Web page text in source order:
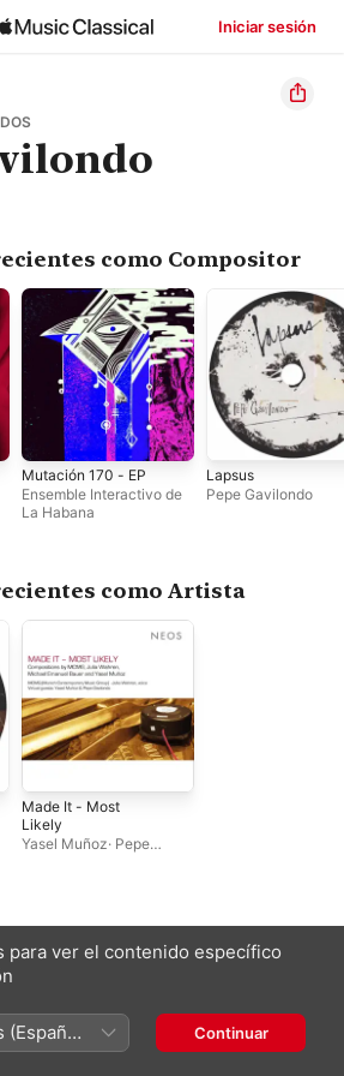
Iniciar sesión
como Compositor
Mutación 170 - EP
Ensemble Interactivo de
La Habana
Lapsus
Pepe Gavilondo
como Artista
Made It - Most
Likely
Yasel Muñoz· Pepe
para ver el contenido específico
(Español
Continuar